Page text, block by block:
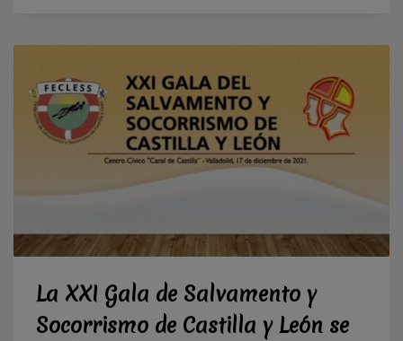
La XXI Gala de Salvamento y
Socorrismo de Castilla y León se